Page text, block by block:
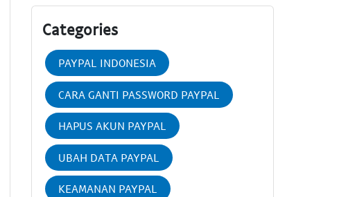
Categories
PAYPAL INDONESIA
CARA GANTI PASSWORD PAYPAL
HAPUS AKUN PAYPAL
UBAH DATA PAYPAL
KEAMANAN PAYPAL